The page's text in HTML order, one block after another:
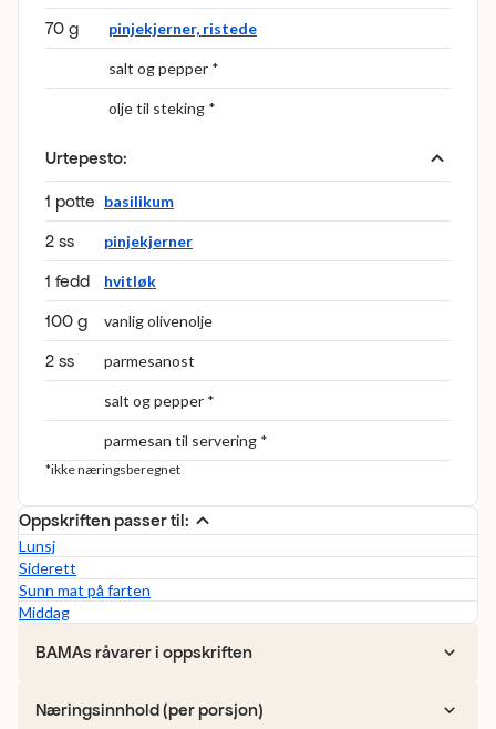
70 g pinjekjerner, ristede
salt og pepper *
olje til steking *
Urtepesto:
1 potte basilikum
2 ss pinjekjerner
1 fedd hvitløk
100 g vanlig olivenolje
2 ss parmesanost
salt og pepper *
parmesan til servering *
*ikke næringsberegnet
Oppskriften passer til:
Lunsj
Siderett
Sunn mat på farten
Middag
BAMAs råvarer i oppskriften
Næringsinnhold (per porsjon)